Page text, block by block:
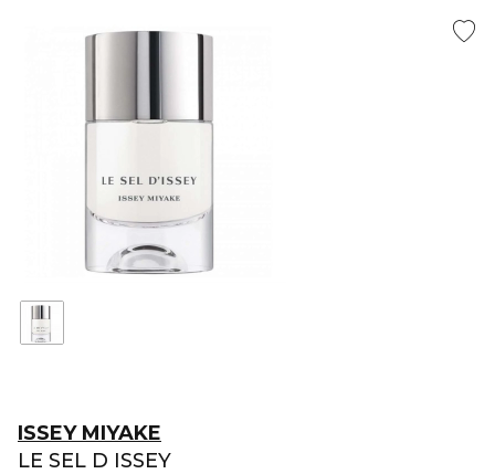
ISSEY MIYAKE
LE SEL D ISSEY